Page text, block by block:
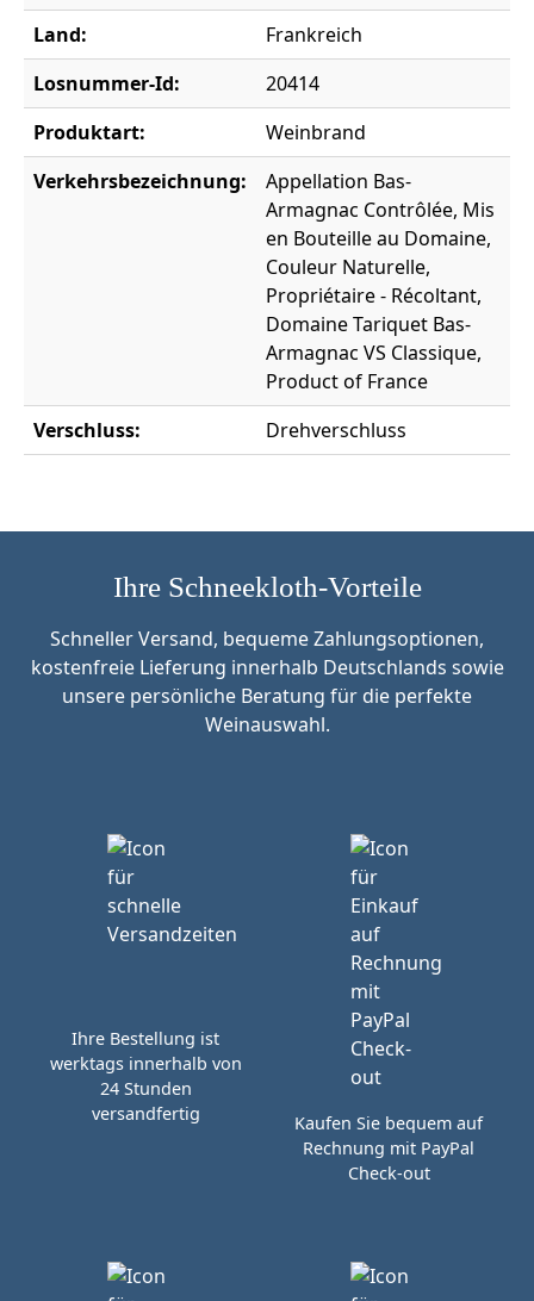
Land:
Frankreich
Losnummer-Id:
20414
Produktart:
Weinbrand
Verkehrsbezeichnung:
Appellation Bas-
Armagnac Contrôlée, Mis
en Bouteille au Domaine,
Couleur Naturelle,
Propriétaire - Récoltant,
Domaine Tariquet Bas-
Armagnac VS Classique,
Product of France
Verschluss:
Drehverschluss
Ihre Schneekloth-Vorteile
Schneller Versand, bequeme Zahlungsoptionen,
kostenfreie Lieferung innerhalb Deutschlands sowie
unsere persönliche Beratung für die perfekte
Weinauswahl.
Ihre Bestellung ist
werktags innerhalb von
24 Stunden
versandfertig
Kaufen Sie bequem auf
Rechnung mit PayPal
Check-out